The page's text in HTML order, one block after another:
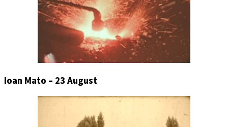
Ioan Mato – 23 August